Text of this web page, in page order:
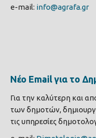
e-mail: info@agrafa.gr
Νέο Email για το
Για την καλύτερη και
των δημοτών,
τις υπηρεσίες